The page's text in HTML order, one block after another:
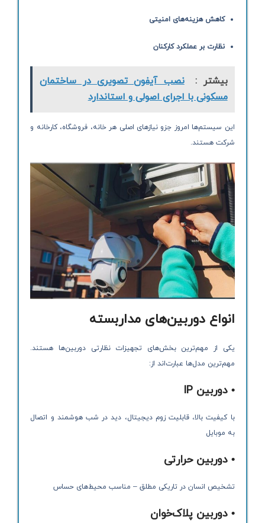
کاهش هزینه‌های امنیتی
نظارت بر عملکرد کارکنان
بیشتر :
نصب آیفون تصویری در ساختمان
مسکونی با اجرای اصولی و استاندارد
این سیستم‌ها امروز جزو نیازهای اصلی هر خانه، فروشگاه، کارخانه و
شرکت هستند.
انواع دوربین‌های مداربسته
یکی از مهم‌ترین بخش‌های تجهیزات نظارتی دوربین‌ها هستند.
مهم‌ترین مدل‌ها عبارت‌اند از:
• دوربین IP
با کیفیت بالا، قابلیت زوم دیجیتال، دید در شب هوشمند و اتصال
به موبایل
• دوربین حرارتی
تشخیص انسان در تاریکی مطلق – مناسب محیط‌های حساس
• دوربین پلاک‌خوان